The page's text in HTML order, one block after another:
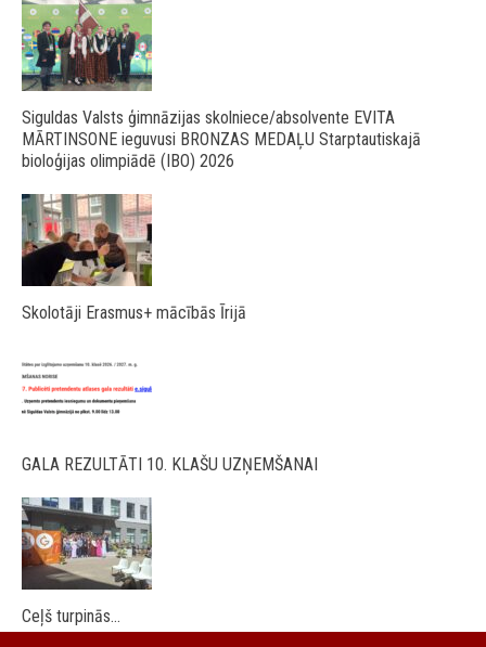
Siguldas Valsts ģimnāzijas skolniece/absolvente EVITA
MĀRTINSONE ieguvusi BRONZAS MEDAĻU Starptautiskajā
bioloģijas olimpiādē (IBO) 2026
Skolotāji Erasmus+ mācībās Īrijā
GALA REZULTĀTI 10. KLAŠU UZŅEMŠANAI
Ceļš turpinās…